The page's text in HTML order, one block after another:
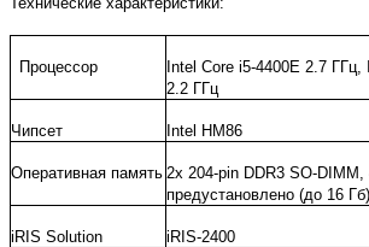
Процессор Intel Core i5-4400E 2.7 ГГц
2.2 ГГц
Чипсет Intel HM86
Оперативная память 2x 204-pin DDR3 SO-DIMM
предустановлено (до 16 Гб)
iRIS Solution iRIS-2400